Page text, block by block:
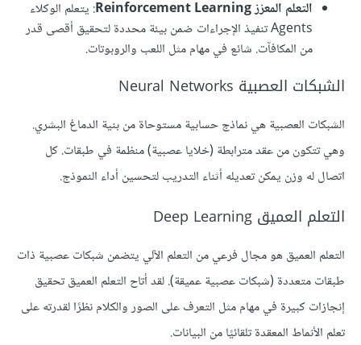
التعلم المعزز Reinforcement Learning
: يتعلم الوكلاء
Agents تنفيذ الإجراءات ضمن بيئة محددة لتحقيق أقصى قدر
من المكافآت. شائع في مهام مثل اللعب والروبوتات.
الشبكات العصبية Neural Networks
الشبكات العصبية هي نماذج حسابية مستوحاة من بنية الدماغ البشري.
وهي تتكون من عقد مترابطة (خلايا عصبية) منظمة في طبقات. كل
اتصال له وزن يمكن تعديله أثناء التدريب لتحسين أداء النموذج.
التعلم العميق Deep Learning
التعلم العميق هو مجال فرعي من التعلم الآلي يتضمن شبكات عصبية ذات
طبقات متعددة (شبكات عصبية عميقة). لقد أتاح التعلم العميق تحقيق
إنجازات كبيرة في مهام مثل التعرف على الصور والكلام نظرًا لقدرته على
تعلم الأنماط المعقدة تلقائيًا من البيانات.